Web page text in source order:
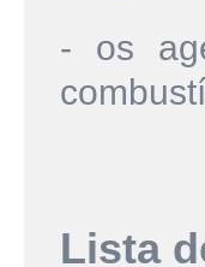
- os
Lista